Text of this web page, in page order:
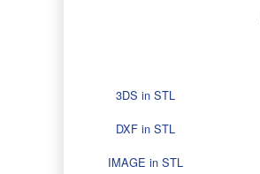
3DS in STL
DXF in STL
IMAGE in STL